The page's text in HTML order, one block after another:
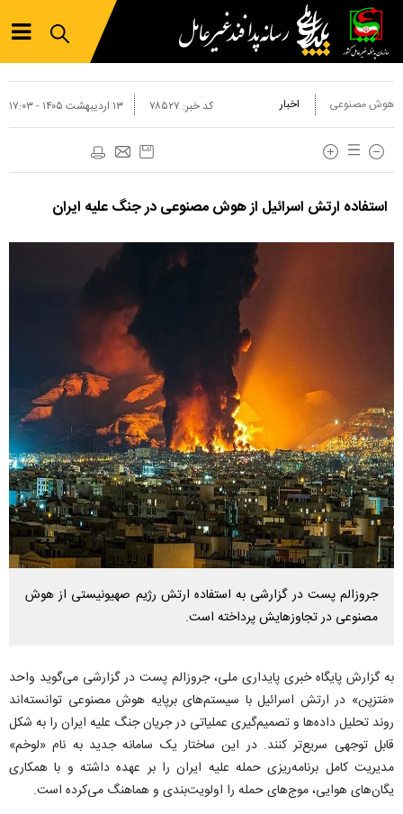
هوش مصنوعی اخبار ۱۳ ارديبهشت ۱۴۰۵ - ۱۷:۰۳ کد خبر: ۷۸۵۲۷
استفاده ارتش اسرائیل از هوش مصنوعی در جنگ علیه ایران
جروزالم پست در گزارشی به استفاده ارتش رژیم صهیونیستی از هوش
مصنوعی در تجاوزهایش پرداخته است.
به گزارش پایگاه خبری پایداری ملی، جروزالم پست در گزارشی می‌گوید واحد
«مَتزپن» در ارتش اسرائیل با سیستم‌های برپایه هوش مصنوعی توانسته‌اند
روند تحلیل داده‌ها و تصمیم‌گیری عملیاتی در جریان جنگ علیه ایران را به شکل
قابل توجهی سریع‌تر کنند. در این ساختار یک سامانه جدید به نام «لوخم»
مدیریت کامل برنامه‌ریزی حمله علیه ایران را بر عهده داشته و با همکاری
یگان‌های هوایی، موج‌های حمله را اولویت‌بندی و هماهنگ می‌کرده است.